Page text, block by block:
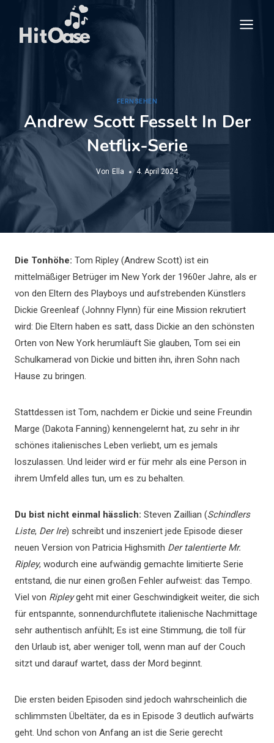
springen
FERNSEHEN
Andrew Scott Fesselt In Der
Netflix-Serie
Von Ella 4. April 2024
Die Tonhöhe: Tom Ripley (Andrew Scott) ist ein
mittelmäßiger Betrüger im New York der 1960er Jahre, als er
von den Eltern des Playboys und aufstrebenden Künstlers
Dickie Greenleaf (Johnny Flynn) für eine Mission rekrutiert
wird: Die Eltern haben es satt, dass Dickie an den schönsten
Orten von New York herumläuft Sie glauben, Tom sei ein
Schulkamerad von Dickie und bitten ihn, ihren Sohn nach
Hause zu bringen.
Stattdessen ist Tom, nachdem er Dickie und seine Freundin
Marge (Dakota Fanning) kennengelernt hat, zu sehr in ihr
schönes italienisches Leben verliebt, um es jemals
loszulassen. Und leider wird er für mehr als eine Person in
ihrem Umfeld alles tun, um es zu behalten.
Du bist nicht einmal hässlich: Steven Zaillian (Schindlers
Liste, Der Ire) schreibt und inszeniert jede Episode dieser
neuen Version von Patricia Highsmith Der talentierte Mr.
Ripley, wodurch eine aufwändig gemachte limitierte Serie
entstand, die nur einen großen Fehler aufweist: das Tempo.
Viel von Ripleygeht mit einer Geschwindigkeit weiter, die sich
für entspannte, sonnendurchflutete italienische Nachmittage
sehr authentisch anfühlt; Es ist eine Stimmung, die toll für
den Urlaub ist, aber weniger toll, wenn man auf der Couch
sitzt und darauf wartet, dass der Mord beginnt.
Die ersten beiden Episoden sind jedoch wahrscheinlich die
schlimmsten Übeltäter, da es in Episode 3 deutlich aufwärts
geht. Und schon von Anfang an ist die Serie gerecht